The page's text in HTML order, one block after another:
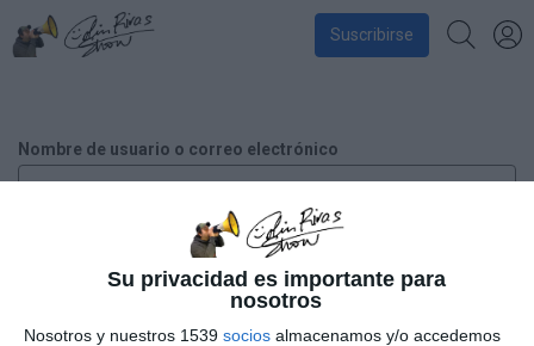
Su privacidad es importante para
nosotros
Nosotros y nuestros 1539 socios almacenamos y/o accedemos
Suscribirse
Nombre de usuario o correo electrónico